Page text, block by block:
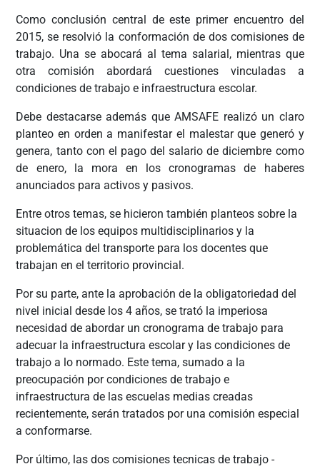
Como conclusión central de este primer encuentro del
2015, se resolvió la conformación de dos comisiones de
trabajo. Una se abocará al tema salarial, mientras que
otra comisión abordará cuestiones vinculadas a
condiciones de trabajo e infraestructura escolar.
Debe destacarse además que AMSAFE realizó un claro
planteo en orden a manifestar el malestar que generó y
genera, tanto con el pago del salario de diciembre como
de enero, la mora en los cronogramas de haberes
anunciados para activos y pasivos.
Entre otros temas, se hicieron también planteos sobre la
situacion de los equipos multidisciplinarios y la
problemática del transporte para los docentes que
trabajan en el territorio provincial.
Por su parte, ante la aprobación de la obligatoriedad del
nivel inicial desde los 4 años, se trató la imperiosa
necesidad de abordar un cronograma de trabajo para
adecuar la infraestructura escolar y las condiciones de
trabajo a lo normado. Este tema, sumado a la
preocupación por condiciones de trabajo e
infraestructura de las escuelas medias creadas
recientemente, serán tratados por una comisión especial
a conformarse.
Por último, las dos comisiones tecnicas de trabajo -